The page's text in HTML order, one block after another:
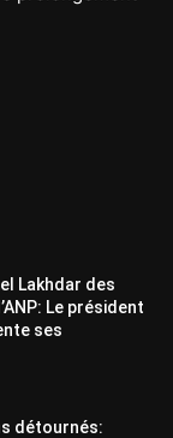
Lakhdar des
Le président
ses
détournés: